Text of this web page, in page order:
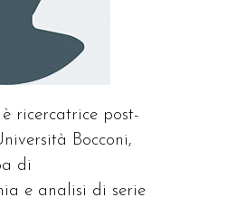
è ricercatrice post-
Bocconi,
di
e analisi di serie